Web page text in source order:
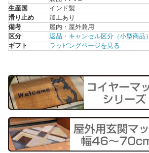
生産国
インド製
滑り止め
加工あり
備考
屋内・屋外兼用
区分
返品・キャンセル区分（小型商品）
ギフト
ラッピングページを見る